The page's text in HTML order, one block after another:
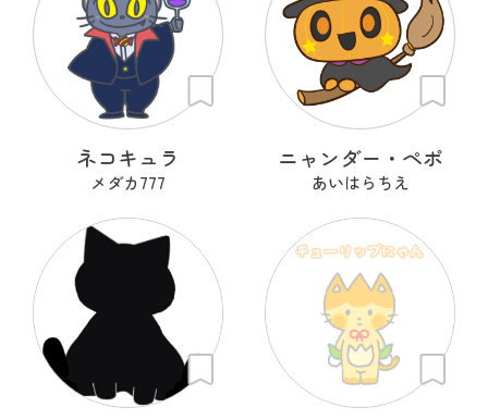
ネコキュラ
メダカ777
ニャンダー・ペポ
あいはらちえ